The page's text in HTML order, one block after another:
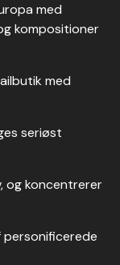
med
kompositioner
med
seriøst
og koncentrerer
personificerede